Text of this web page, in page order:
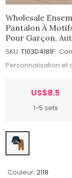
Wholesale
Pantalon À
Pour Garçon,
SKU: T103D4181F
Personnalisation et
US$8.5
1-5 sets
Couleur: 2118